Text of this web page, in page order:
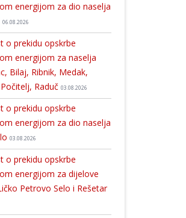
energijom za dio naselja
06.08.2026
o prekidu opskrbe
energijom za naselja
Bilaj, Ribnik, Medak,
Raduč 03.08.2026
o prekidu opskrbe
energijom za dio naselja
03.08.2026
o prekidu opskrbe
energijom za dijelove
Petrovo Selo i Rešetar